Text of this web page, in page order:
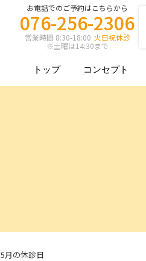
お電話でのご予約はこちらから
076-256-2306
営業時間 8:30-18:00 火日祝休診
※土曜は14:30まで
トップ コンセプト
5月の休診日